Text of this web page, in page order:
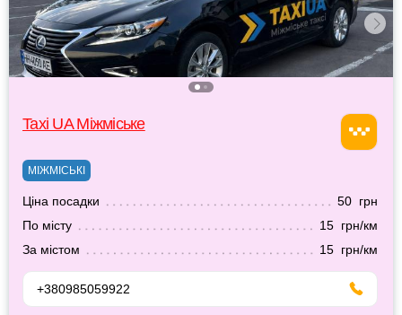
Taxi UA Міжміське
МІЖМІСЬКІ
Ціна посадки
50 грн
По місту
15 грн/км
За містом
15 грн/км
+380985059922